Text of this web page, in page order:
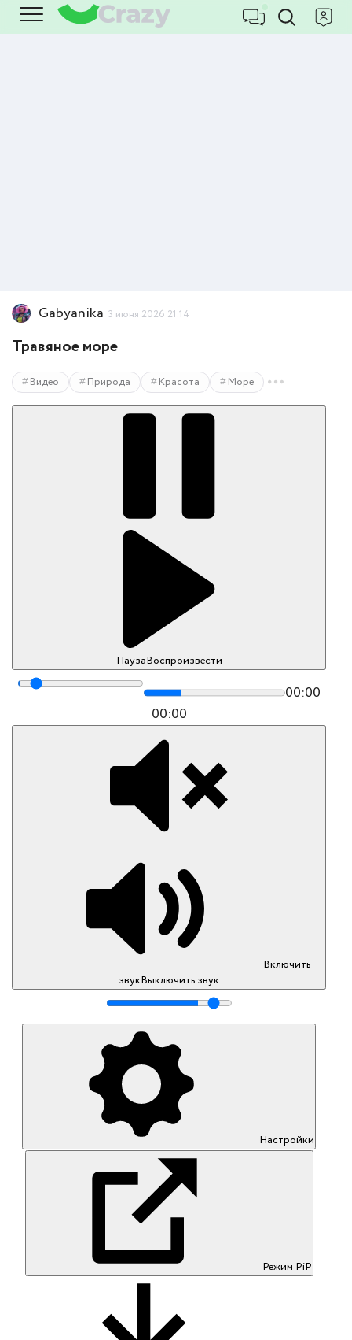
Gabyanika 3 июня 2026 21:14
Травяное море
Видео Природа Красота Море
ПаузаВоспроизвести
00:00
00:00
Включить
звукВыключить звук
Настройки
Режим PiP